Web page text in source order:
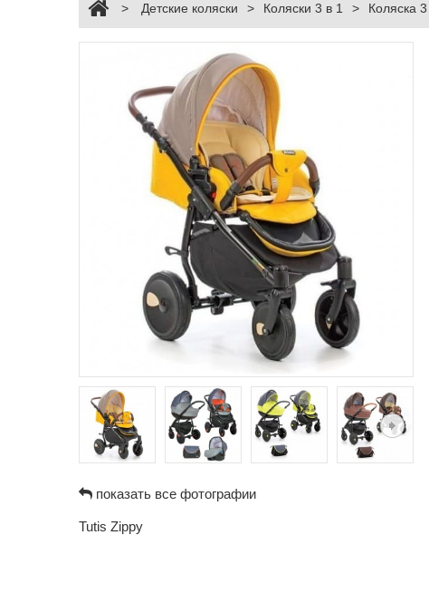
> Детские коляски > Коляски 3 в 1 > Коляска
показать все фотографии
Tutis Zippy